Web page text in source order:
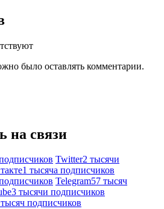
было оставлять комментарии.
на связи
Twitter2 тысячи
1 тысяча подписчиков
Telegram57 тысяч
3 тысячи подписчиков
подписчиков